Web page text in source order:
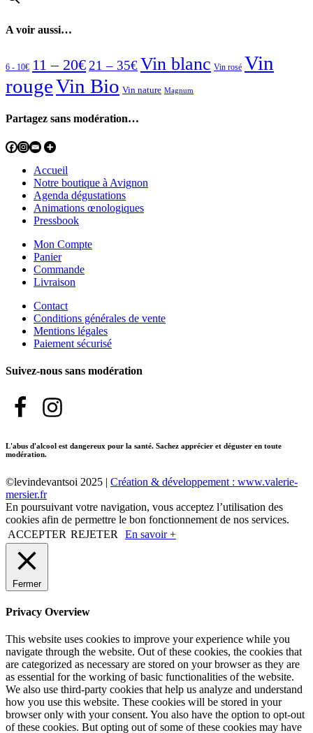
A voir aussi…
6 - 10€ 11 – 20€ 21 – 35€Vin blanc Vin rosé Vin
rougeVin Bio Vin nature Magnum
Partagez sans modération…
Accueil
Notre boutique à Avignon
Agenda dégustations
Animations œnologiques
Pressbook
Mon Compte
Panier
Commande
Livraison
Contact
Conditions générales de vente
Mentions légales
Paiement sécurisé
Suivez-nous sans modération
L'abus d'alcool est dangereux pour la santé. Sachez apprécier et déguster en toute
modération.
©levindevantsoi 2025 | Création & développement : www.valerie-
mersier.fr
En poursuivant votre navigation, vous acceptez l’utilisation des
cookies afin de permettre le bon fonctionnement de nos services.
ACCEPTER REJETER En savoir +
Fermer
Privacy Overview
This website uses cookies to improve your experience while you
navigate through the website. Out of these cookies, the cookies that
are categorized as necessary are stored on your browser as they are
as essential for the working of basic functionalities of the website.
We also use third-party cookies that help us analyze and understand
how you use this website. These cookies will be stored in your
browser only with your consent. You also have the option to opt-out
of these cookies. But opting out of some of these cookies may have